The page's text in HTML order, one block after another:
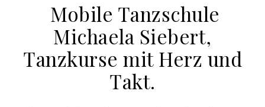
Mobile Tanzschule
Michaela Siebert,
Tanzkurse mit Herz und
Takt.